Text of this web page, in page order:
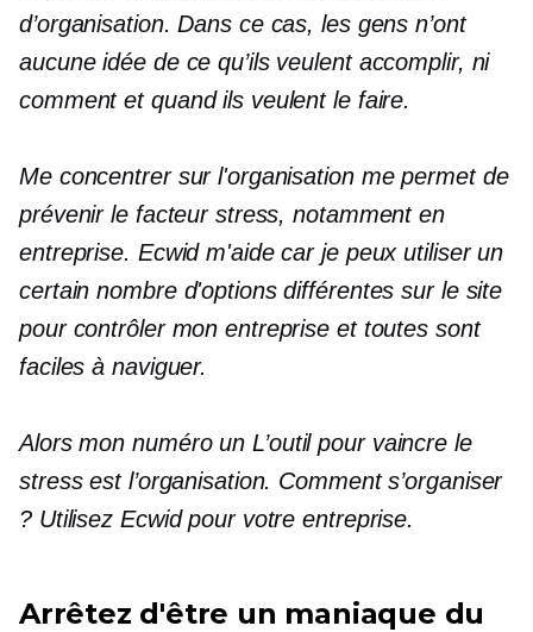
d’organisation. Dans ce cas, les gens n’ont
aucune idée de ce qu’ils veulent accomplir, ni
comment et quand ils veulent le faire.
Me concentrer sur l'organisation me permet de
prévenir le facteur stress, notamment en
entreprise. Ecwid m'aide car je peux utiliser un
certain nombre d'options différentes sur le site
pour contrôler mon entreprise et toutes sont
faciles à naviguer.
Alors monnuméro un L’outil pour vaincre le
stress est l’organisation. Comment s’organiser
? Utilisez Ecwid pour votre entreprise.
Arrêtez d'être un maniaque du